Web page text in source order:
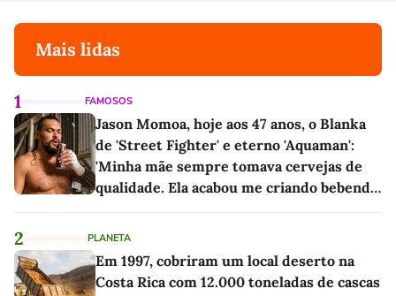
Mais lidas
1 FAMOSOS
Jason Momoa, hoje aos 47 anos, o Blanka
de 'Street Fighter' e eterno 'Aquaman':
'Minha mãe sempre tomava cervejas de
qualidade. Ela acabou me criando bebendo
2 PLANETA
Em 1997, cobriram um local deserto na
Costa Rica com 12.000 toneladas de cascas